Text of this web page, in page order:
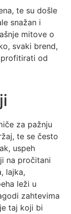
te su došle
snažan i
mitove o
svaki brend,
od
za pažnju
te se često
uspeh
na pročitani
lajka,
leži u
zahtevima
taj koji bi